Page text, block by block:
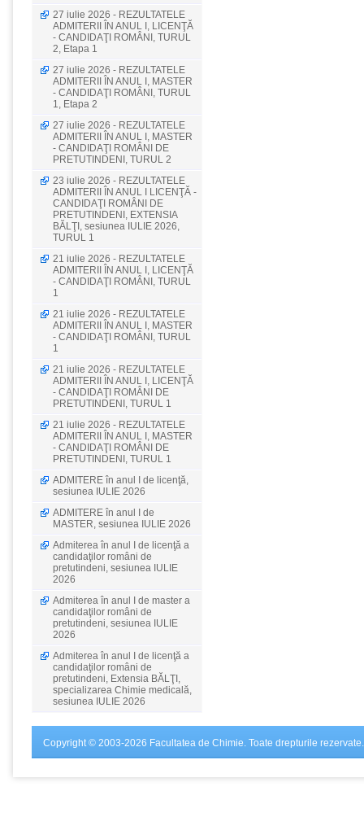
27 iulie 2026 - REZULTATELE
ADMITERII ÎN ANUL I, LICENŢĂ
- CANDIDAŢI ROMÂNI, TURUL
2, Etapa 1
27 iulie 2026 - REZULTATELE
ADMITERII ÎN ANUL I, MASTER
- CANDIDAŢI ROMÂNI, TURUL
1, Etapa 2
27 iulie 2026 - REZULTATELE
ADMITERII ÎN ANUL I, MASTER
- CANDIDAŢI ROMÂNI DE
PRETUTINDENI, TURUL 2
23 iulie 2026 - REZULTATELE
ADMITERII ÎN ANUL I LICENŢĂ -
CANDIDAŢI ROMÂNI DE
PRETUTINDENI, EXTENSIA
BĂLŢI, sesiunea IULIE 2026,
TURUL 1
21 iulie 2026 - REZULTATELE
ADMITERII ÎN ANUL I, LICENŢĂ
- CANDIDAŢI ROMÂNI, TURUL
1
21 iulie 2026 - REZULTATELE
ADMITERII ÎN ANUL I, MASTER
- CANDIDAŢI ROMÂNI, TURUL
1
21 iulie 2026 - REZULTATELE
ADMITERII ÎN ANUL I, LICENŢĂ
- CANDIDAŢI ROMÂNI DE
PRETUTINDENI, TURUL 1
21 iulie 2026 - REZULTATELE
ADMITERII ÎN ANUL I, MASTER
- CANDIDAŢI ROMÂNI DE
PRETUTINDENI, TURUL 1
ADMITERE în anul I de licenţă,
sesiunea IULIE 2026
ADMITERE în anul I de
MASTER, sesiunea IULIE 2026
Admiterea în anul I de licenţă a
candidaţilor români de
pretutindeni, sesiunea IULIE
2026
Admiterea în anul I de master a
candidaţilor români de
pretutindeni, sesiunea IULIE
2026
Admiterea în anul I de licenţă a
candidaţilor români de
pretutindeni, Extensia BĂLŢI,
specializarea Chimie medicală,
sesiunea IULIE 2026
Copyright © 2003-2026 Facultatea de Chimie. Toate drepturile